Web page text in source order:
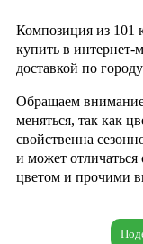
Композиция из 101
купить в интернет-
доставкой по
Обращаем
меняться, так как
свойственна
и может отличаться
цветом и прочими